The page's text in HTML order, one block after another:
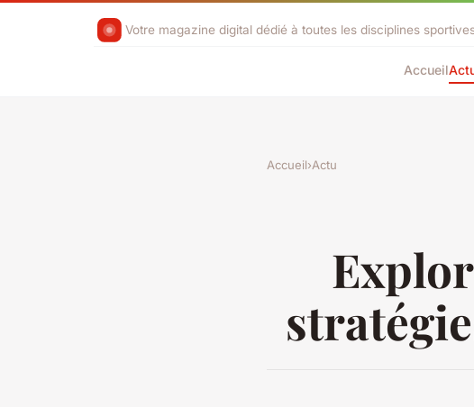
Votre magazine digital dédié à toutes les disciplines
Accueil
Accueil›Actu